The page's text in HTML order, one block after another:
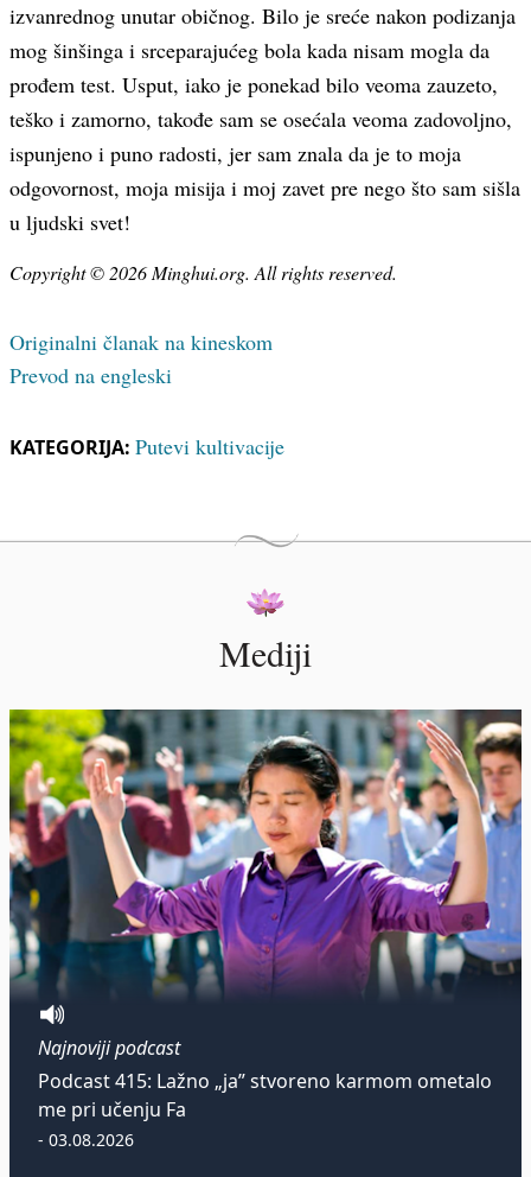
izvanrednog unutar običnog. Bilo je sreće nakon podizanja
mog šinšinga i srceparajućeg bola kada nisam mogla da
prođem test. Usput, iako je ponekad bilo veoma zauzeto,
teško i zamorno, takođe sam se osećala veoma zadovoljno,
ispunjeno i puno radosti, jer sam znala da je to moja
odgovornost, moja misija i moj zavet pre nego što sam sišla
u ljudski svet!
Copyright © 2026 Minghui.org. All rights reserved.
Originalni članak na kineskom
Prevod na engleski
KATEGORIJA: Putevi kultivacije
Mediji
Najnoviji podcast
Podcast 415: Lažno „ja” stvoreno karmom ometalo
me pri učenju Fa
- 03.08.2026